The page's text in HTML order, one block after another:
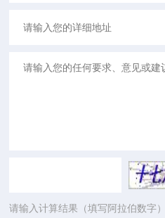
请输入计算结果（填写阿拉伯数字